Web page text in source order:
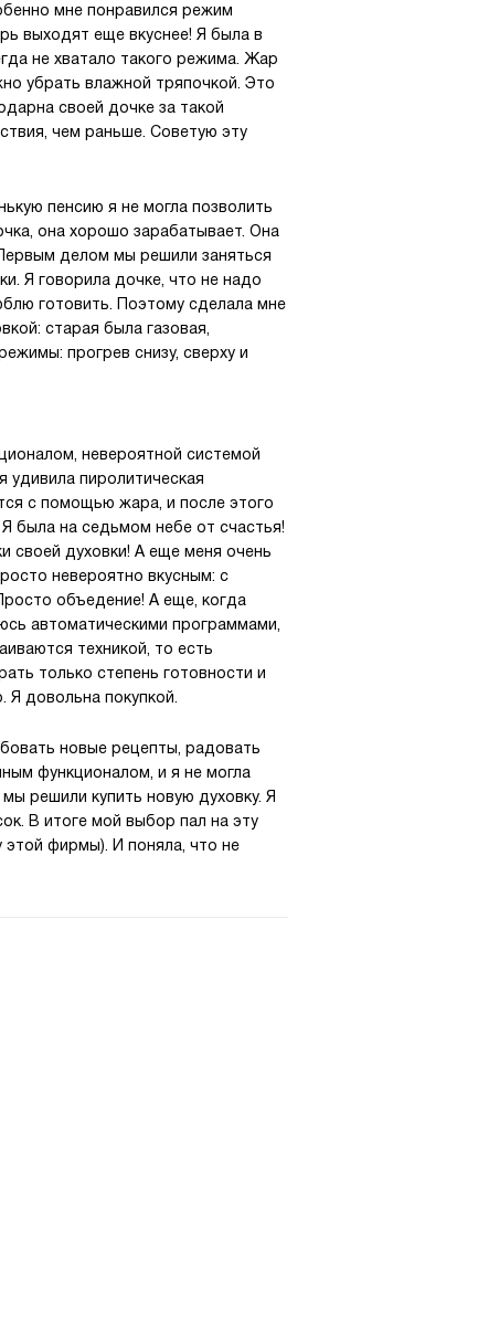
мне понравился режим
выходят еще вкуснее! Я была в
не хватало такого режима. Жар
убрать влажной тряпочкой. Это
своей дочке за такой
чем раньше. Советую эту
пенсию я не могла позволить
она хорошо зарабатывает. Она
делом мы решили заняться
Я говорила дочке, что не надо
готовить. Поэтому сделала мне
старая была газовая,
прогрев снизу, сверху и
невероятной системой
пиролитическая
с помощью жара, и после этого
была на седьмом небе от счастья!
своей духовки! А еще меня очень
невероятно вкусным: с
объедение! А еще, когда
автоматическими программами,
техникой, то есть
только степень готовности и
довольна покупкой.
новые рецепты, радовать
функционалом, и я не могла
решили купить новую духовку. Я
В итоге мой выбор пал на эту
этой фирмы). И поняла, что не